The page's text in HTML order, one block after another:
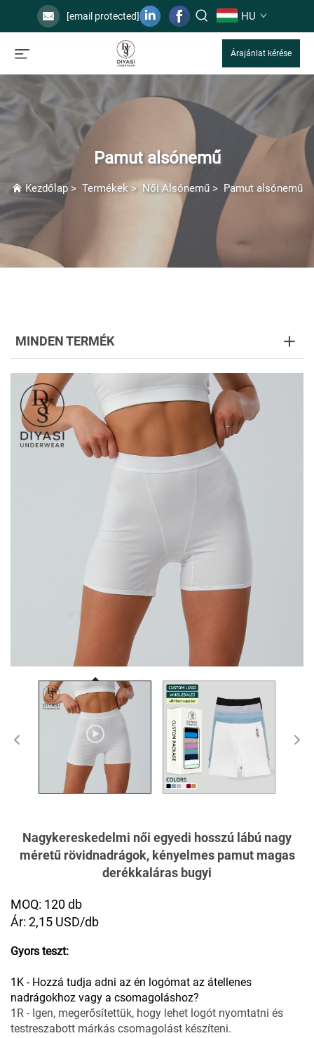
[email protected] HU
Árajánlat kérése
Pamut alsónemű
Kezdőlap> Termékek > Női Alsónemű> Pamut alsónemű
MINDEN TERMÉK
Nagykereskedelmi női egyedi hosszú lábú nagy
méretű rövidnadrágok, kényelmes pamut magas
derékkaláras bugyi
MOQ: 120 db
Ár: 2,15 USD/db
Gyors teszt:
1K - Hozzá tudja adni az én logómat az átellenes
nadrágokhoz vagy a csomagoláshoz?
1R - Igen, megerősítettük, hogy lehet logót nyomtatni és
testreszabott márkás csomagolást készíteni.